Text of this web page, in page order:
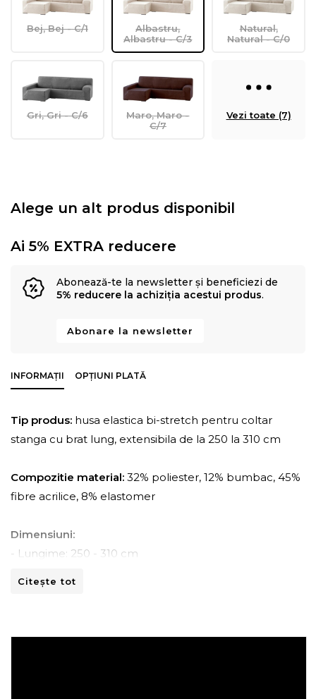
Bej, Bej - C/1
Albastru,
Albastru - C/3
Natural,
Natural - C/0
Gri, Gri - C/6
Maro, Maro -
C/7
Vezi toate (7)
Alege un alt produs disponibil
Ai 5% EXTRA reducere
Abonează-te la newsletter și beneficiezi de
5% reducere la achiziția acestui produs.
Abonare la newsletter
INFORMAȚII OPȚIUNI PLATĂ
Tip produs: husa elastica bi-stretch pentru coltar
stanga cu brat lung, extensibila de la 250 la 310 cm
Compozitie material: 32% poliester, 12% bumbac, 45%
fibre acrilice, 8% elastomer
Dimensiuni:
- Lungime: 250 - 310 cm
- Inaltime: 80 -110 cm
Citește tot